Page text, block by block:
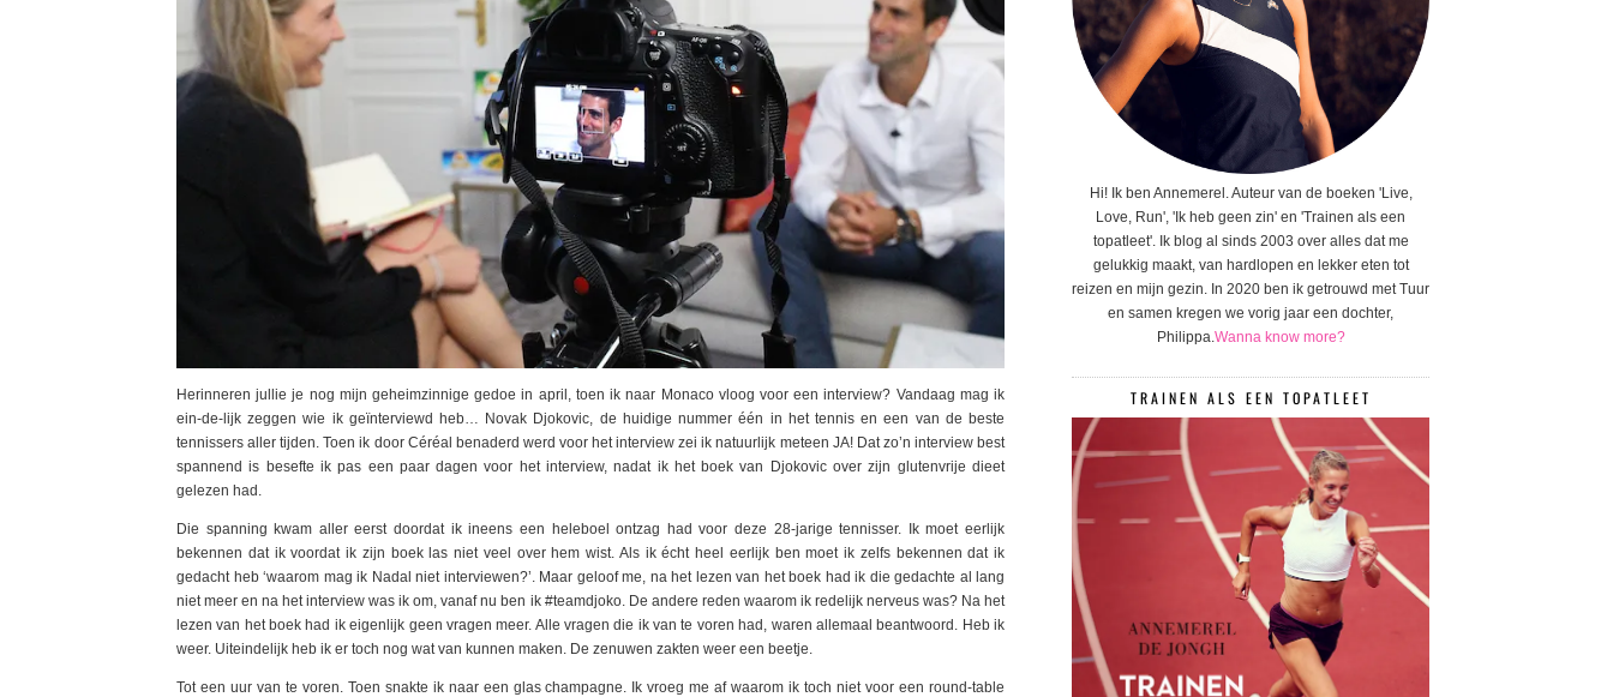
Herinneren jullie je nog mijn geheimzinnige gedoe in april, toen ik naar Monaco vloog voor een interview? Vandaag mag ik
ein-de-lijk zeggen wie ik geïnterviewd heb… Novak Djokovic, de huidige nummer één in het tennis en een van de beste
tennissers aller tijden. Toen ik door Céréal benaderd werd voor het interview zei ik natuurlijk meteen JA! Dat zo’n interview best
spannend is besefte ik pas een paar dagen voor het interview, nadat ik het boek van Djokovic over zijn glutenvrije dieet
gelezen had.
Die spanning kwam aller eerst doordat ik ineens een heleboel ontzag had voor deze 28-jarige tennisser. Ik moet eerlijk
bekennen dat ik voordat ik zijn boek las niet veel over hem wist. Als ik écht heel eerlijk ben moet ik zelfs bekennen dat ik
gedacht heb ‘waarom mag ik Nadal niet interviewen?’. Maar geloof me, na het lezen van het boek had ik die gedachte al lang
niet meer en na het interview was ik om, vanaf nu ben ik #teamdjoko. De andere reden waarom ik redelijk nerveus was? Na het
lezen van het boek had ik eigenlijk geen vragen meer. Alle vragen die ik van te voren had, waren allemaal beantwoord. Heb ik
weer. Uiteindelijk heb ik er toch nog wat van kunnen maken. De zenuwen zakten weer een beetje.
Tot een uur van te voren. Toen snakte ik naar een glas champagne. Ik vroeg me af waarom ik toch niet voor een round-table
Hi! Ik ben Annemerel. Auteur van de boeken 'Live,
Love, Run', 'Ik heb geen zin' en 'Trainen als een
topatleet'. Ik blog al sinds 2003 over alles dat me
gelukkig maakt, van hardlopen en lekker eten tot
reizen en mijn gezin. In 2020 ben ik getrouwd met Tuur
en samen kregen we vorig jaar een dochter,
Philippa.Wanna know more?
TRAINEN ALS EEN TOPATLEET